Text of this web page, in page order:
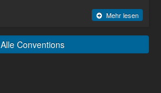
Mehr lesen
Alle Conventions